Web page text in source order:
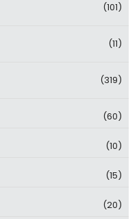
(101)
(11)
(319)
(60)
(10)
(15)
(20)